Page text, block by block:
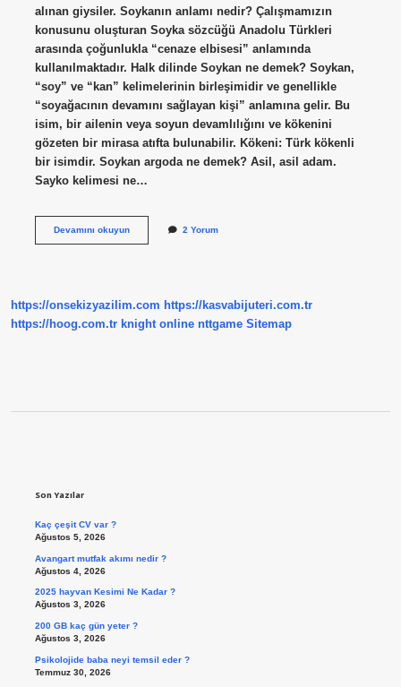
alınan giysiler. Soykanın anlamı nedir? Çalışmamızın
konusunu oluşturan Soyka sözcüğü Anadolu Türkleri
arasında çoğunlukla “cenaze elbisesi” anlamında
kullanılmaktadır. Halk dilinde Soykan ne demek? Soykan,
“soy” ve “kan” kelimelerinin birleşimidir ve genellikle
“soyağacının devamını sağlayan kişi” anlamına gelir. Bu
isim, bir ailenin veya soyun devamlılığını ve kökenini
gözeten bir mirasa atıfta bulunabilir. Kökeni: Türk kökenli
bir isimdir. Soykan argoda ne demek? Asil, asil adam.
Sayko kelimesi ne…
Devamını okuyunDeli
2 Yorum
https://onsekizyazilim.com https://kasvabijuteri.com.tr
https://hoog.com.tr knight online nttgame Sitemap
Son Yazılar
Kaç çeşit CV var ?
Ağustos 5, 2026
Avangart mutfak akımı nedir ?
Ağustos 4, 2026
2025 hayvan Kesimi Ne Kadar ?
Ağustos 3, 2026
200 GB kaç gün yeter ?
Ağustos 3, 2026
Psikolojide baba neyi temsil eder ?
Temmuz 30, 2026